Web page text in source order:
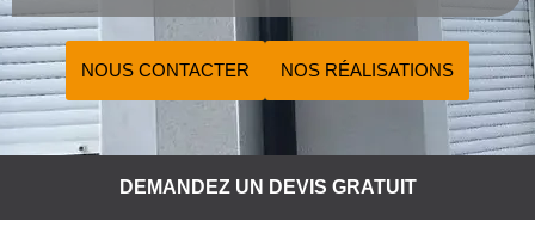
NOUS CONTACTER NOS RÉALISATIONS
DEMANDEZ UN DEVIS GRATUIT